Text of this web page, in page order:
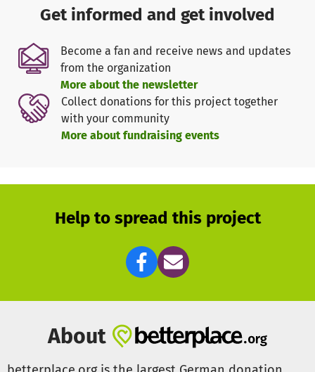
Get informed and get involved
Become a fan and receive news and updates
from the organization
More about the newsletter
Collect donations for this project together
with your community
More about fundraising events
Help to spread this project
About